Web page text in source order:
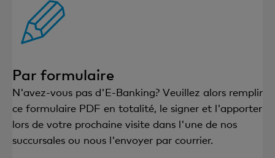
Par formulaire
N'avez-vous pas d'E-Banking? Veuillez alors remplir
ce formulaire PDF en totalité, le signer et l'apporter
lors de votre prochaine visite dans l'une de nos
succursales ou nous l'envoyer par courrier.